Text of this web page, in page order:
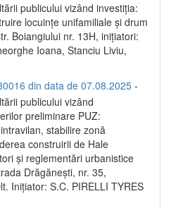
publicului vizând investiția:
locuințe unifamiliale și drum
Boiangiului nr. 13H, inițiatori:
Ioana, Stanciu Liviu,
din data de 07.08.2025 -
publicului vizând
preliminare PUZ:
stabilire zonă
construirii de Hale
și reglementări urbanistice
Drăgănești, nr. 35,
Inițiator: S.C. PIRELLI TYRES